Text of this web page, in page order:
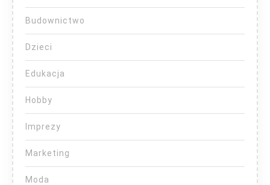
Budownictwo
Dzieci
Edukacja
Hobby
Imprezy
Marketing
Moda